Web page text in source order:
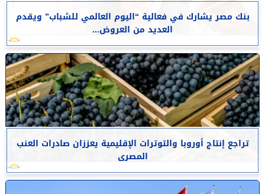
بنك مصر يشارك في فعالية “اليوم العالمي للشباب” ويقدم
العديد من العروض...
تراجع إنتاج أوروبا والتوترات الإقليمية يعززان صادرات العنب
المصرى